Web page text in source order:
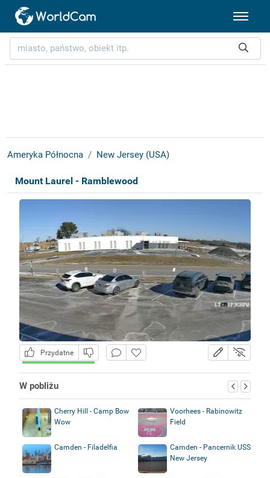
Ameryka Północna New Jersey (USA)
Mount Laurel - Ramblewood
Przydatne
W pobliżu
Cherry Hill - Camp Bow
Wow
Voorhees - Rabinowitz
Field
Camden - Filadelfia
Camden - Pancernik USS
New Jersey